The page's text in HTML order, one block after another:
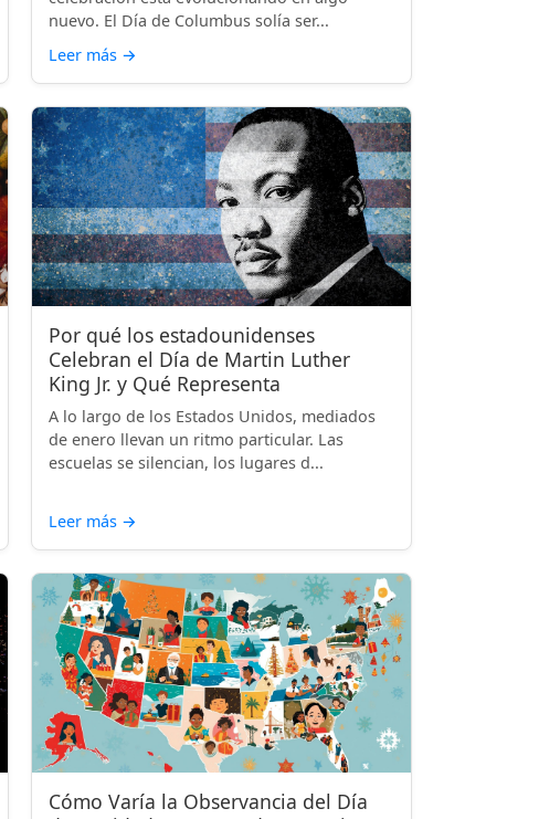
nuevo. El Día de Columbus solía ser...
Leer más →
Por qué los estadounidenses
Celebran el Día de Martin Luther
King Jr. y Qué Representa
A lo largo de los Estados Unidos, mediados
de enero llevan un ritmo particular. Las
escuelas se silencian, los lugares d...
Leer más →
Cómo Varía la Observancia del Día